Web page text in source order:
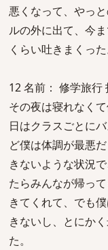
悪くなって、やっ
ルの外に出て、今
くらい吐きまくった
12 名前： 修学旅
その夜は寝れなく
日はクラスごとに
ど僕は体調が最悪
きないような状況
たらみんなが帰っ
きてくれて、でも
きないし、とにか
た。